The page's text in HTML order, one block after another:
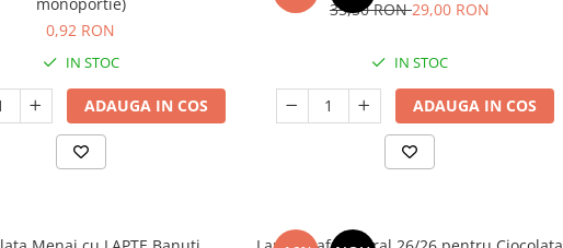
0,92 RON
IN STOC
ADAUGA IN COS
35,50 RON29,00 RON
IN STOC
ADAUGA IN COS